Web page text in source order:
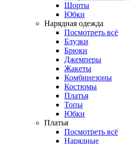
Шорты
Юбки
Нарядная одежда
Посмотреть всё
Блузки
Брюки
Джемперы
Жакеты
Комбинезоны
Костюмы
Платья
Топы
Юбки
Платья
Посмотреть всё
Нарядные